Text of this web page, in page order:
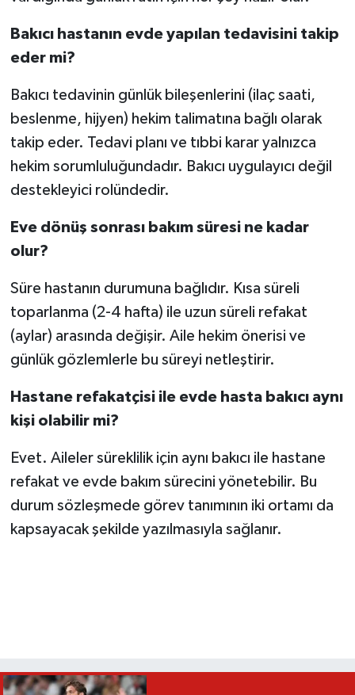
Bakıcı hastanın evde yapılan tedavisini takip
eder mi?
Bakıcı tedavinin günlük bileşenlerini (ilaç saati,
beslenme, hijyen) hekim talimatına bağlı olarak
takip eder. Tedavi planı ve tıbbi karar yalnızca
hekim sorumluluğundadır. Bakıcı uygulayıcı değil
destekleyici rolündedir.
Eve dönüş sonrası bakım süresi ne kadar
olur?
Süre hastanın durumuna bağlıdır. Kısa süreli
toparlanma (2-4 hafta) ile uzun süreli refakat
(aylar) arasında değişir. Aile hekim önerisi ve
günlük gözlemlerle bu süreyi netleştirir.
Hastane refakatçisi ile evde hasta bakıcı aynı
kişi olabilir mi?
Evet. Aileler süreklilik için aynı bakıcı ile hastane
refakat ve evde bakım sürecini yönetebilir. Bu
durum sözleşmede görev tanımının iki ortamı da
kapsayacak şekilde yazılmasıyla sağlanır.